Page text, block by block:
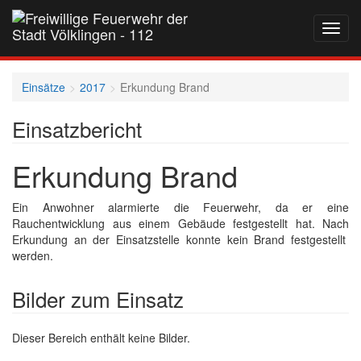
auf-
und
Einsätze 2017 Erkundung Brand
Einsatzbericht
Erkundung Brand
Ein Anwohner alarmierte die Feuerwehr, da er eine
Rauchentwicklung aus einem Gebäude festgestellt hat. Nach
Erkundung an der Einsatzstelle konnte kein Brand festgestellt
werden.
Bilder zum Einsatz
Dieser Bereich enthält keine Bilder.